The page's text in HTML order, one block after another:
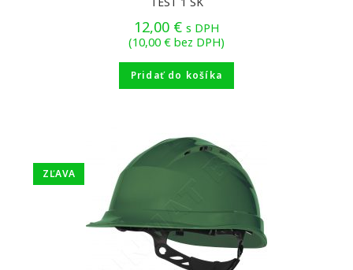
12,00 € s DPH
(10,00 € bez DPH)
Pridať do košíka
ZĽAVA